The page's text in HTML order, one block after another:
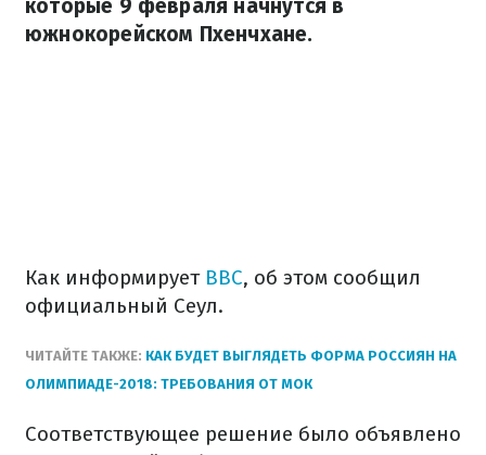
которые 9 февраля начнутся в
южнокорейском Пхенчхане.
Как информирует BBC, об этом сообщил
официальный Сеул.
ЧИТАЙТЕ ТАКЖЕ: КАК БУДЕТ ВЫГЛЯДЕТЬ ФОРМА РОССИЯН НА
ОЛИМПИАДЕ-2018: ТРЕБОВАНИЯ ОТ МОК
Соответствующее решение было объявлено